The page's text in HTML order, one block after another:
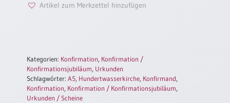
Poster
Einzelposter
Sortimente
Artikel zum Merkzettel hinzufügen
Kategorien: Konfirmation, Konfirmation /
Konfirmationsjubiläum, Urkunden
Schlagwörter:A5, Hundertwasserkirche, Konfirmand,
Konfirmation, Konfirmation / Konfirmationsjubiläum,
Urkunden / Scheine